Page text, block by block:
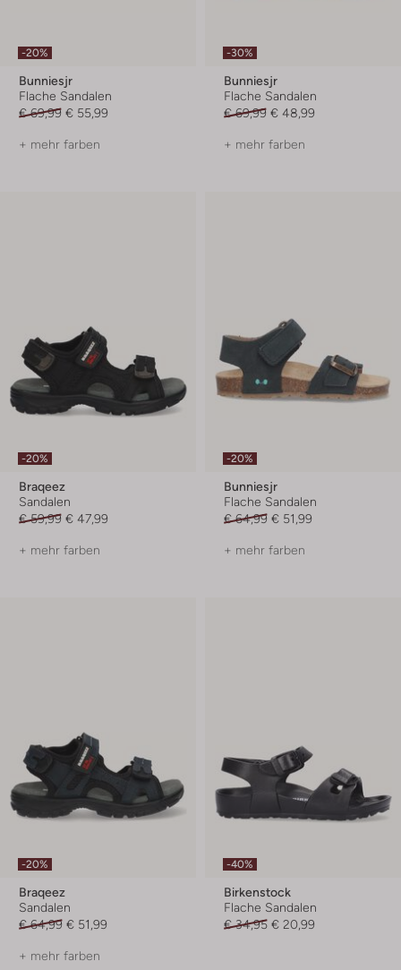
-20%
Bunniesjr
Flache Sandalen
€ 69,99 € 55,99
+ mehr farben
-30%
Bunniesjr
Flache Sandalen
€ 69,99 € 48,99
+ mehr farben
-20%
Braqeez
Sandalen
€ 59,99 € 47,99
+ mehr farben
-20%
Bunniesjr
Flache Sandalen
€ 64,99 € 51,99
+ mehr farben
-20%
Braqeez
Sandalen
€ 64,99 € 51,99
+ mehr farben
-40%
Birkenstock
Flache Sandalen
€ 34,95 € 20,99